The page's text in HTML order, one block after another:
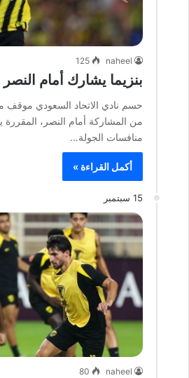
naheel
125
بنزيما يشارك أمام
حسم نادي الاتحاد السعودي موقف
من المشاركة أمام النصر،
منافسات الجولة…
أكمل القراءة »
15 سبتمبر
naheel
80